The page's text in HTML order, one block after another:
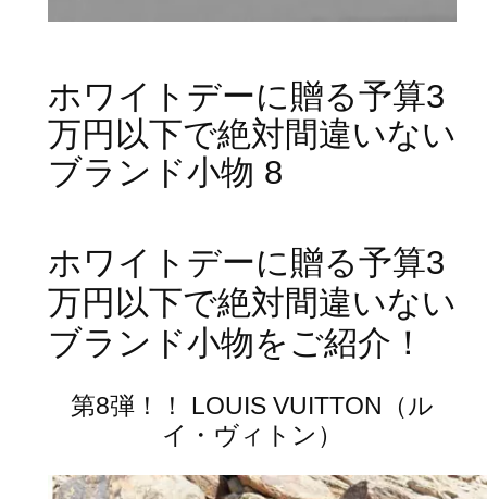
ホワイトデーに贈る予算3
万円以下で絶対間違いない
ブランド小物 8
ホワイトデーに贈る予算3
万円以下で絶対間違いない
ブランド小物をご紹介！
第8弾！！ LOUIS VUITTON（ル
イ・ヴィトン）